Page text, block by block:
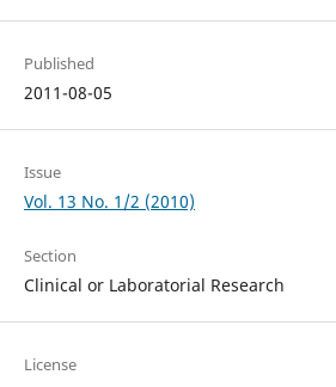
Published
2011-08-05
Issue
Vol. 13 No. 1/2 (2010)
Section
Clinical or Laboratorial Research
License